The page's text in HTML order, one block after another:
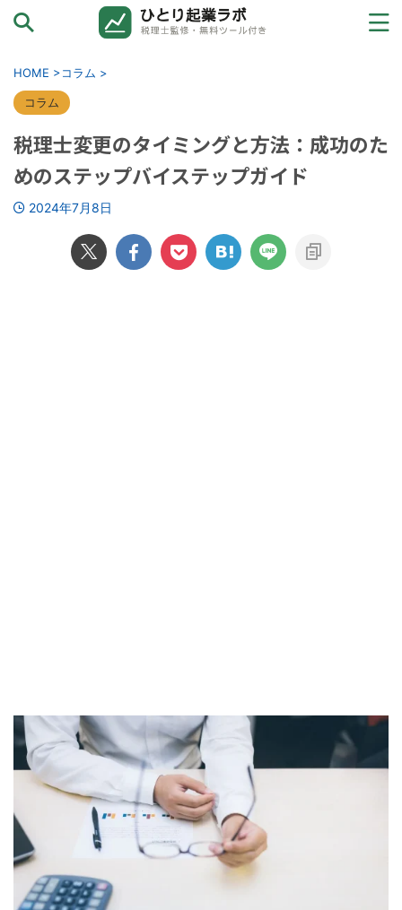
カテゴリーから探す
売上ゼロ→初受注
ツールと外注
HOME >コラム >
コラム
税理士変更のタイミングと方法：成功のた
めのステップバイステップガイド
2024年7月8日